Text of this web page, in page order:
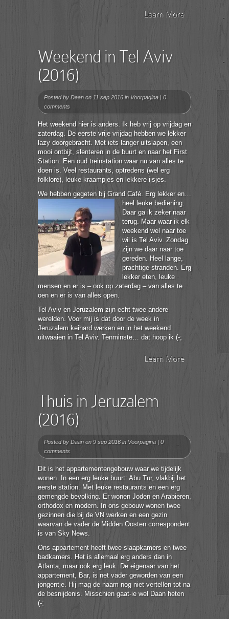
Learn More
Weekend in Tel Aviv
(2016)
Posted by Daan on 11 sep 2016 in Voorpagina | 0
comments
Het weekend hier is anders. Ik heb vrij op vrijdag en
zaterdag. De eerste vrije vrijdag hebben we lekker
lazy doorgebracht. Met iets langer uitslapen, een
mooi ontbijt, slenteren in de buurt en naar het First
Station. Een oud treinstation waar nu van alles te
doen is. Veel restaurants, optredens (wel erg
folklore), leuke kraampjes en lekkere ijsjes.
We hebben gegeten bij Grand Café. Erg lekker en…
heel leuke bediening.
Daar ga ik zeker naar
terug. Maar waar ik elk
weekend wel naar toe
wil is Tel Aviv. Zondag
zijn we daar naar toe
gereden. Heel lange,
prachtige stranden. Erg
lekker eten, leuke
mensen en er is – ook op zaterdag – van alles te
oen en er is van alles open.
Tel Aviv en Jeruzalem zijn echt twee andere
werelden. Voor mij is dat door de week in
Jeruzalem keihard werken en in het weekend
uitwaaien in Tel Aviv. Tenminste… dat hoop ik (-;
Learn More
Thuis in Jeruzalem
(2016)
Posted by Daan on 9 sep 2016 in Voorpagina | 0
comments
Dit is het appartementengebouw waar we tijdelijk
wonen. In een erg leuke buurt: Abu Tur, vlakbij het
eerste station. Met leuke restaurants en een erg
gemengde bevolking. Er wonen Joden en Arabieren,
orthodox en modern. In ons gebouw wonen twee
gezinnen die bij de VN werken en een gezin
waarvan de vader de Midden Oosten correspondent
is van Sky News.
Ons appartement heeft twee slaapkamers en twee
badkamers. Het is allemaal erg anders dan in
Atlanta, maar ook erg leuk. De eigenaar van het
appartement, Bar, is net vader geworden van een
jongentje. Hij mag de naam nog niet vertellen tot na
de besnijdenis. Misschien gaat-ie wel Daan heten
(-;